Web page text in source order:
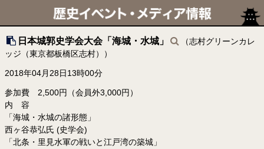
日本城郭史学会大会「海城・水城」
（志村グリーンカレ
ッジ（東京都板橋区志村））
2018年04月28日13時00分
参加費 2,500円（会員外3,000円）
内 容
「海城・水城の諸形態」
西ヶ谷恭弘氏 (史学会)
「北条・里見水軍の戦いと江戸湾の築城」